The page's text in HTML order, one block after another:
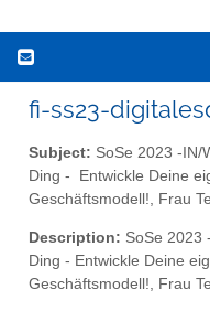
fi-ss23-
Subject: SoSe 2023 -IN/
Ding - Entwickle Deine
Geschäftsmodell!, Frau
Description: SoSe 2023
Ding - Entwickle Deine
Geschäftsmodell!, Frau